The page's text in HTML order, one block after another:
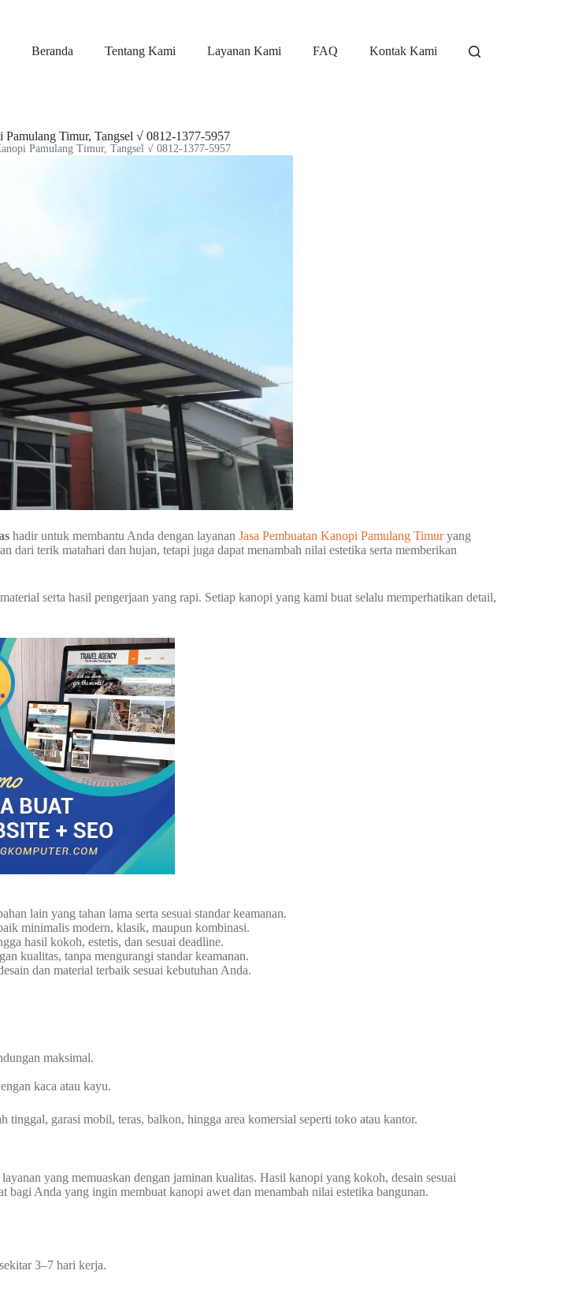
Beranda Tentang Kami Layanan Kami FAQ Kontak Kami
Pamulang Timur, Tangsel √ 0812-1377-5957
Pamulang Timur, Tangsel √ 0812-1377-5957
hadir untuk membantu Anda dengan layanan Jasa Pembuatan Kanopi Pamulang Timuryang
dari terik matahari dan hujan, tetapi juga dapat menambah nilai estetika serta memberikan
serta hasil pengerjaan yang rapi. Setiap kanopi yang kami buat selalu memperhatikan detail,
lain yang tahan lama serta sesuai standar keamanan.
minimalis modern, klasik, maupun kombinasi.
hasil kokoh, estetis, dan sesuai deadline.
kualitas, tanpa mengurangi standar keamanan.
dan material terbaik sesuai kebutuhan Anda.
maksimal.
kaca atau kayu.
garasi mobil, teras, balkon, hingga area komersial seperti toko atau kantor.
yang memuaskan dengan jaminan kualitas. Hasil kanopi yang kokoh, desain sesuai
Anda yang ingin membuat kanopi awet dan menambah nilai estetika bangunan.
3–7 hari kerja.